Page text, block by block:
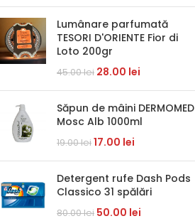
Lumânare parfumată
TESORI D'ORIENTE Fior di
Loto 200gr
45.00lei 28.00 lei
Săpun de mâini DERMOMED
Mosc Alb 1000ml
19.00lei17.00 lei
Detergent rufe Dash Pods
Classico 31 spălări
80.00lei 50.00 lei